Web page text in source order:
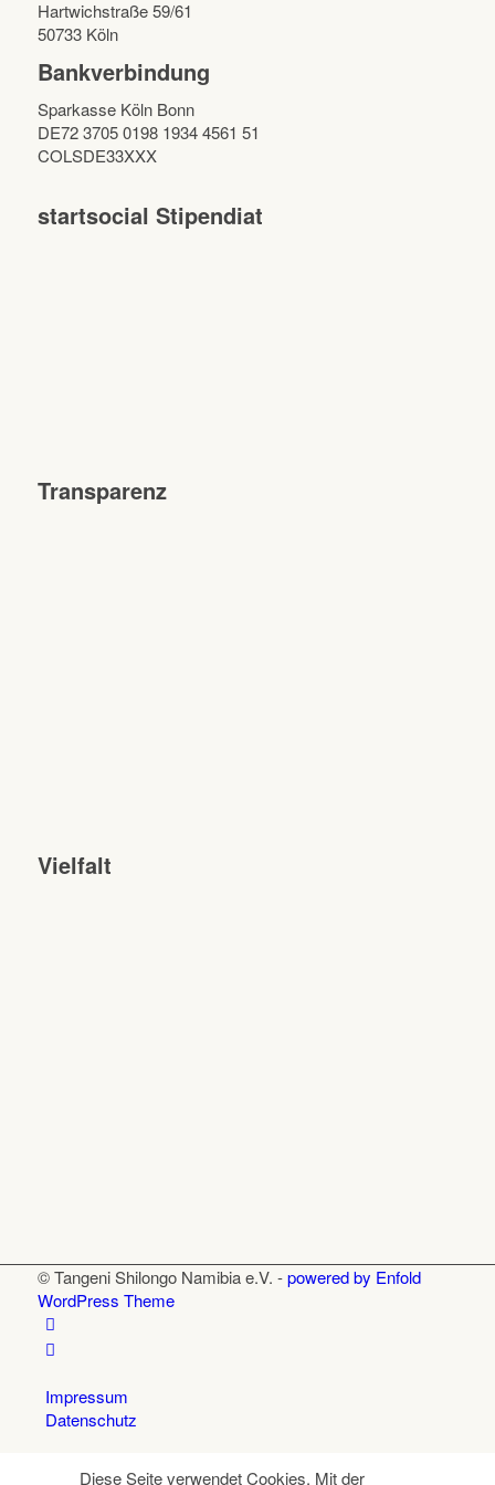
Hartwichstraße 59/61
50733 Köln
Bankverbindung
Sparkasse Köln Bonn
DE72 3705 0198 1934 4561 51
COLSDE33XXX
startsocial Stipendiat
Transparenz
Vielfalt
© Tangeni Shilongo Namibia e.V. -powered by Enfold
WordPress Theme
Impressum
Datenschutz
Diese Seite verwendet Cookies. Mit der